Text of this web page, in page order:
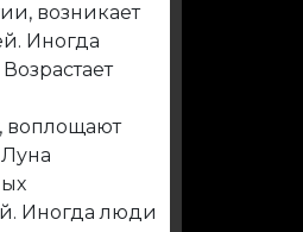
возникает
Иногда
воплощают
Иногда люди